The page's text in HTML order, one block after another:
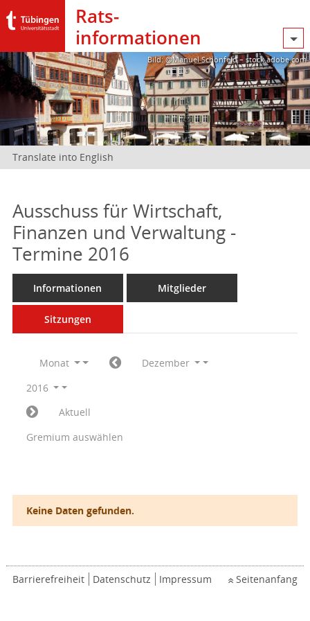
Rats­
informationen
Bild: @Manuel Schönfeld – stock.adobe.com
Translate into English
Ausschuss für Wirtschaft,
Finanzen und Verwaltung -
Termine 2016
Informationen Mitglieder
Sitzungen
Monat
Dezember
2016
Aktuell
Gremium auswählen
Keine Daten gefunden.
Barrierefreiheit Datenschutz Impressum Seitenanfang